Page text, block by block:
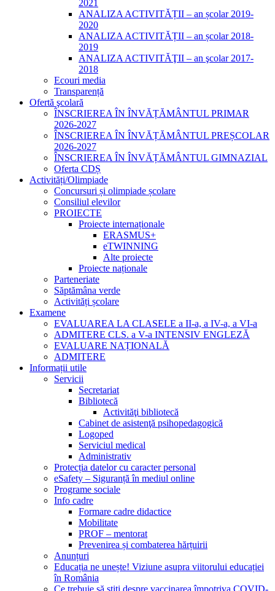
2021
ANALIZA ACTIVITĂȚII – an școlar 2019-
2020
ANALIZA ACTIVITĂȚII – an școlar 2018-
2019
ANALIZA ACTIVITĂŢII – an şcolar 2017-
2018
Ecouri media
Transparență
Ofertă şcolară
ÎNSCRIEREA ÎN ÎNVĂȚĂMÂNTUL PRIMAR
2026-2027
ÎNSCRIEREA ÎN ÎNVĂȚĂMÂNTUL PREȘCOLAR
2026-2027
ÎNSCRIEREA ÎN ÎNVĂȚĂMÂNTUL GIMNAZIAL
Oferta CDȘ
Activități/Olimpiade
Concursuri și olimpiade școlare
Consiliul elevilor
PROIECTE
Proiecte internaționale
ERASMUS+
eTWINNING
Alte proiecte
Proiecte naționale
Parteneriate
Săptămâna verde
Activități școlare
Examene
EVALUAREA LA CLASELE a II-a, a IV-a, a VI-a
ADMITERE CLS. a V-a INTENSIV ENGLEZĂ
EVALUARE NAȚIONALĂ
ADMITERE
Informații utile
Servicii
Secretariat
Bibliotecă
Activităţi bibliotecă
Cabinet de asistenţă psihopedagogică
Logoped
Serviciul medical
Administrativ
Protecția datelor cu caracter personal
eSafety – Siguranță în mediul online
Programe sociale
Info cadre
Formare cadre didactice
Mobilitate
PROF – mentorat
Prevenirea și combaterea hărțuirii
Anunțuri
Educația ne unește! Viziune asupra viitorului educației
în România
Ce trebuie să știți despre vaccinarea împotriva COVID-